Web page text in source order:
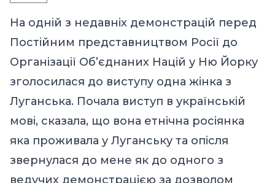
На одній з недавніх демонстрацій перед
Постійним представництвом Росії до
Організації Об’єднаних Націй у Ню Йорку
зголосилася до виступу одна жінка з
Луганська. Почала виступ в українській
мові, сказала, що вона етнічна росіянка
яка проживала у Луганську та опісля
звернулася до мене як до одного з
ведучих демонстрацією за дозволом